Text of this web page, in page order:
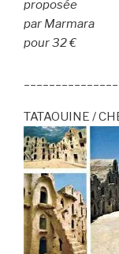
proposée
par Marmara
pour 32 €
TATAOUINE /